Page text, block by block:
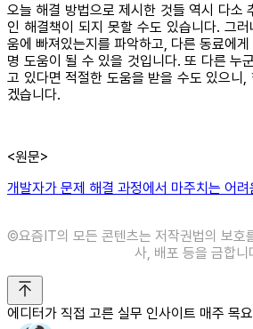
오늘 해결 방법으로 제시한 것들 역시 다소
인 해결책이 되지 못할 수도 있습니다. 그
움에 빠져있는지를 파악하고, 다른 동료에
명 도움이 될 수 있을 것입니다. 또 다른 누
고 있다면 적절한 도움을 받을 수도 있으니
겠습니다.
<원문>
개발자가 문제 해결 과정에서 마주치는 어
©️요즘IT의 모든 콘텐츠는 저작권법의 보호
사, 배포 등을 금합니
에디터가 직접 고른 실무 인사이트 매주 목